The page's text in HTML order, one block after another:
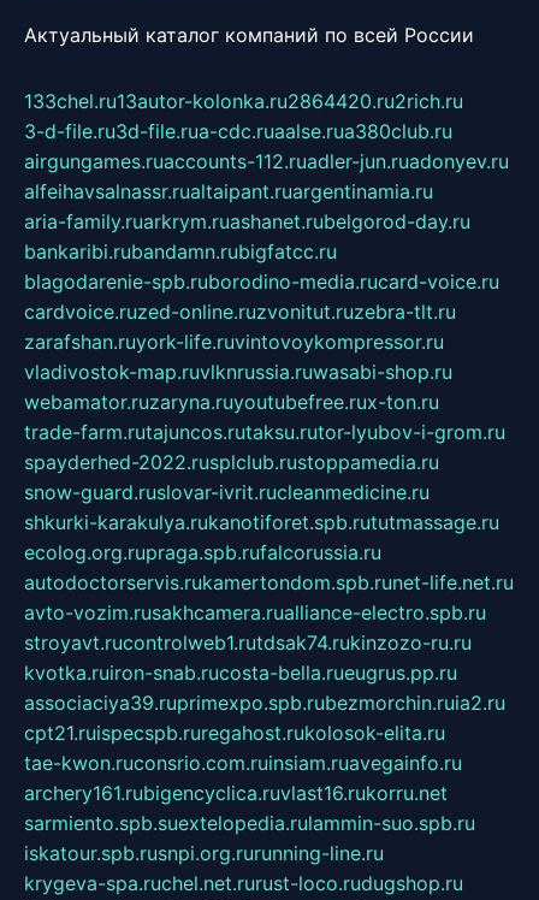
Актуальный каталог компаний по всей России
133chel.ru13autor-kolonka.ru2864420.ru2rich.ru
3-d-file.ru3d-file.rua-cdc.ruaalse.rua380club.ru
airgungames.ruaccounts-112.ruadler-jun.ruadonyev.ru
alfeihavsalnassr.rualtaipant.ruargentinamia.ru
aria-family.ruarkrym.ruashanet.rubelgorod-day.ru
bankaribi.rubandamn.rubigfatcc.ru
blagodarenie-spb.ruborodino-media.rucard-voice.ru
cardvoice.ruzed-online.ruzvonitut.ruzebra-tlt.ru
zarafshan.ruyork-life.ruvintovoykompressor.ru
vladivostok-map.ruvlknrussia.ruwasabi-shop.ru
webamator.ruzaryna.ruyoutubefree.rux-ton.ru
trade-farm.rutajuncos.rutaksu.rutor-lyubov-i-grom.ru
spayderhed-2022.rusplclub.rustoppamedia.ru
snow-guard.ruslovar-ivrit.rucleanmedicine.ru
shkurki-karakulya.rukanotiforet.spb.rututmassage.ru
ecolog.org.rupraga.spb.rufalcorussia.ru
autodoctorservis.rukamertondom.spb.runet-life.net.ru
avto-vozim.rusakhcamera.rualliance-electro.spb.ru
stroyavt.rucontrolweb1.rutdsak74.rukinzozo-ru.ru
kvotka.ruiron-snab.rucosta-bella.rueugrus.pp.ru
associaciya39.ruprimexpo.spb.rubezmorchin.ruia2.ru
cpt21.ruispecspb.ruregahost.rukolosok-elita.ru
tae-kwon.ruconsrio.com.ruinsiam.ruavegainfo.ru
archery161.rubigencyclica.ruvlast16.rukorru.net
sarmiento.spb.suextelopedia.rulammin-suo.spb.ru
iskatour.spb.rusnpi.org.rurunning-line.ru
krygeva-spa.ruchel.net.rurust-loco.rudugshop.ru